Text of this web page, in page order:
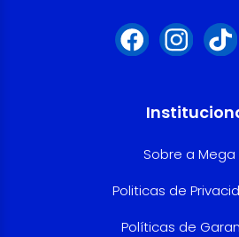
Sobre a Mega
Politicas de
Políticas de